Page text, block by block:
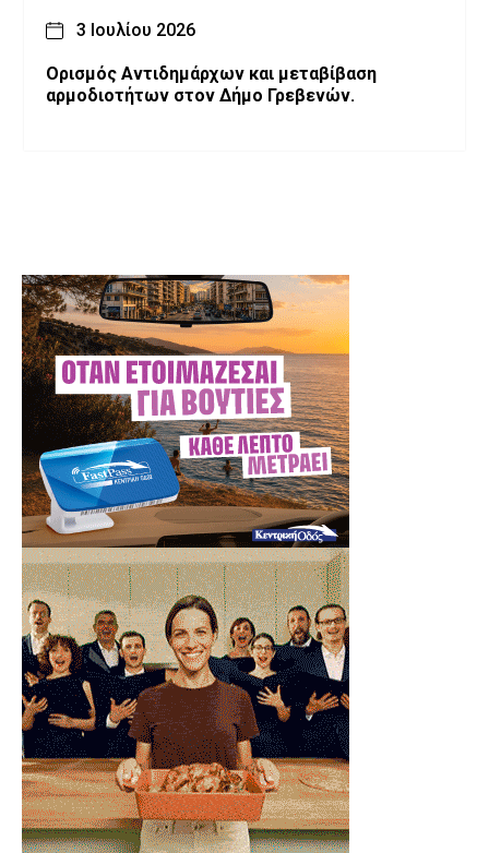
3 Ιουλίου 2026
Ορισμός Αντιδημάρχων και μεταβίβαση
αρμοδιοτήτων στον Δήμο Γρεβενών.